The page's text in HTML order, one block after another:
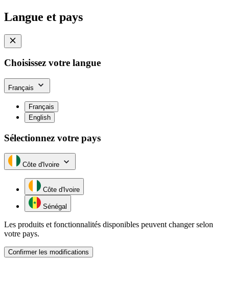
Langue et pays
Choisissez votre langue
Français
Français
English
Sélectionnez votre pays
Côte d'Ivoire
Côte d'Ivoire
Sénégal
Les produits et fonctionnalités disponibles peuvent changer selon
votre pays.
Confirmer les modifications